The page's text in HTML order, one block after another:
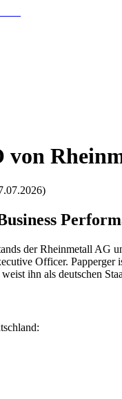
von
der Rheinmetall AG
Officer.
ihn als deutschen
: